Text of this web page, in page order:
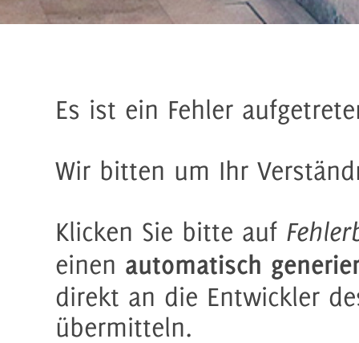
Es ist ein Fehler
Wir bitten um Ihr
Klicken Sie bitte auf
einen automatisch
direkt an die Entwickler
übermitteln.